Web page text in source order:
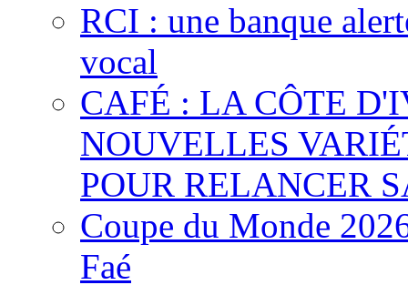
RCI : une banque
vocal
CAFÉ : LA CÔTE
NOUVELLES
POUR RELANCER
Coupe du Monde
Faé